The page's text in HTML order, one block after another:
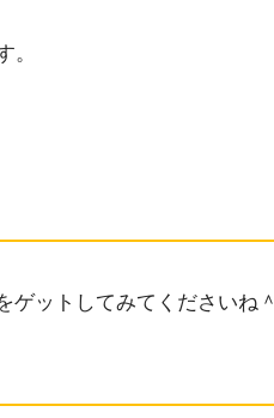
。
ゲットしてみてくださいね＾